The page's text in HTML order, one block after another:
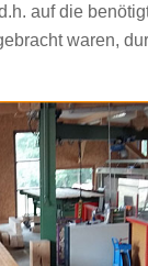
auf die
waren,